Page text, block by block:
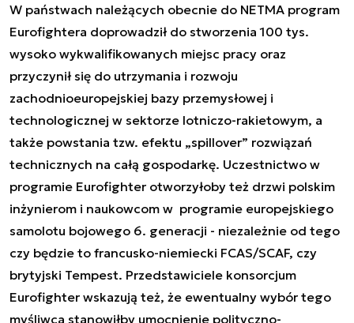
W państwach należących obecnie do NETMA program
Eurofightera doprowadził do stworzenia 100 tys.
wysoko wykwalifikowanych miejsc pracy oraz
przyczynił się do utrzymania i rozwoju
zachodnioeuropejskiej bazy przemysłowej i
technologicznej w sektorze lotniczo-rakietowym, a
także powstania tzw. efektu „spillover” rozwiązań
technicznych na całą gospodarkę. Uczestnictwo w
programie Eurofighter otworzyłoby też drzwi polskim
inżynierom i naukowcom w programie europejskiego
samolotu bojowego 6. generacji - niezależnie od tego
czy będzie to francusko-niemiecki FCAS/SCAF, czy
brytyjski Tempest. Przedstawiciele konsorcjum
Eurofighter wskazują też, że ewentualny wybór tego
myśliwca stanowiłby umocnienie polityczno-